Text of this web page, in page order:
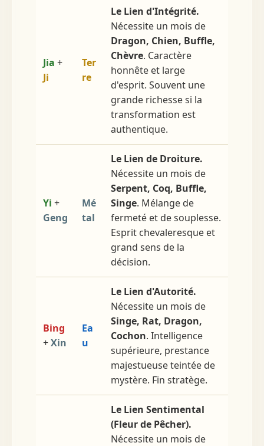
Jia +
Ji
Ter
re
Le Lien d'Intégrité.
Nécessite un mois de
Dragon, Chien, Buffle,
Chèvre. Caractère
honnête et large
d'esprit. Souvent une
grande richesse si la
transformation est
authentique.
Yi +
Geng
Mé
tal
Le Lien de Droiture.
Nécessite un mois de
Serpent, Coq, Buffle,
Singe. Mélange de
fermeté et de souplesse.
Esprit chevaleresque et
grand sens de la
décision.
Bing
+Xin
Ea
u
Le Lien d'Autorité.
Nécessite un mois de
Singe, Rat, Dragon,
Cochon. Intelligence
supérieure, prestance
majestueuse teintée de
mystère. Fin stratège.
Le Lien Sentimental
(Fleur de Pêcher).
Nécessite un mois de